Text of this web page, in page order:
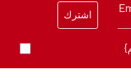
اشترك